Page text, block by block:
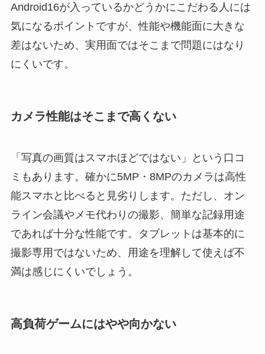
Android16が入っているかどうかにこだわる人には
気になるポイントですが、性能や機能面に大きな
差はないため、実用面ではそこまで問題にはなり
にくいです。
カメラ性能はそこまで高くない
「写真の画質はスマホほどではない」という口コ
ミもあります。確かに5MP・8MPのカメラは高性
能スマホと比べると見劣りします。ただし、オン
ライン会議やメモ代わりの撮影、簡単な記録用途
であれば十分な性能です。タブレットは基本的に
撮影専用ではないため、用途を理解して使えば不
満は感じにくいでしょう。
高負荷ゲームにはやや向かない